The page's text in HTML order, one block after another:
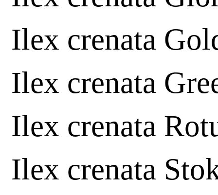
Ilex crenata
Ilex crenata
Ilex crenata
Ilex crenata